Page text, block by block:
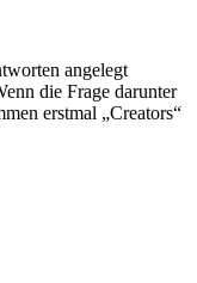
angelegt
die Frage darunter
erstmal „Creators“